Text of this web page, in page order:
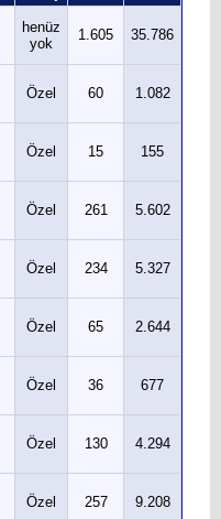
henüz
yok
1.605 35.786
Özel 60 1.082
Özel 15 155
Özel 261 5.602
Özel 234 5.327
Özel 65 2.644
Özel 36 677
Özel 130 4.294
Özel 257 9.208